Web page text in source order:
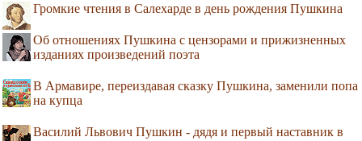
Громкие чтения в Салехарде в день рождения Пушкина
Об отношениях Пушкина с цензорами и прижизненных
изданиях произведений поэта
В Армавире, переиздавая сказку Пушкина, заменили попа
на купца
Василий Львович Пушкин - дядя и первый наставник в